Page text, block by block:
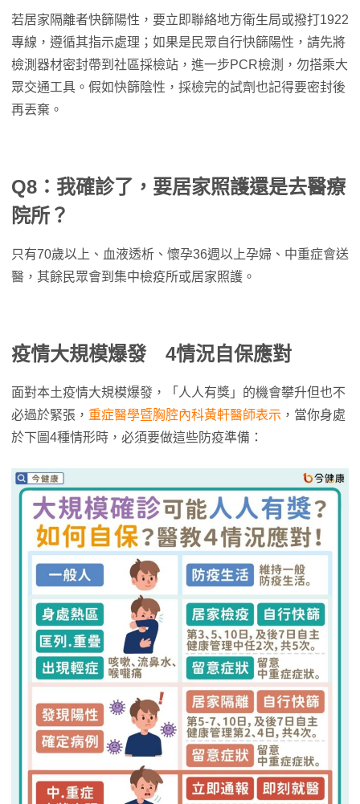
若居家隔離者快篩陽性，要立即聯絡地方衛生局或撥打1922
專線，遵循其指示處理；如果是民眾自行快篩陽性，請先將
檢測器材密封帶到社區採檢站，進一步PCR檢測，勿搭乘大
眾交通工具。假如快篩陰性，採檢完的試劑也記得要密封後
再丟棄。
Q8：我確診了，要居家照護還是去醫療
院所？
只有70歲以上、血液透析、懷孕36週以上孕婦、中重症會送
醫，其餘民眾會到集中檢疫所或居家照護。
疫情大規模爆發 4情況自保應對
面對本土疫情大規模爆發，「人人有獎」的機會攀升但也不
必過於緊張， 重症醫學暨胸腔內科黃軒醫師表示 ，當你身處
於下圖4種情形時，必須要做這些防疫準備：